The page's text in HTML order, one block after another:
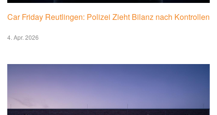
Car Friday Reutlingen: Polizei Zieht Bilanz nach Kontrollen
4. Apr. 2026